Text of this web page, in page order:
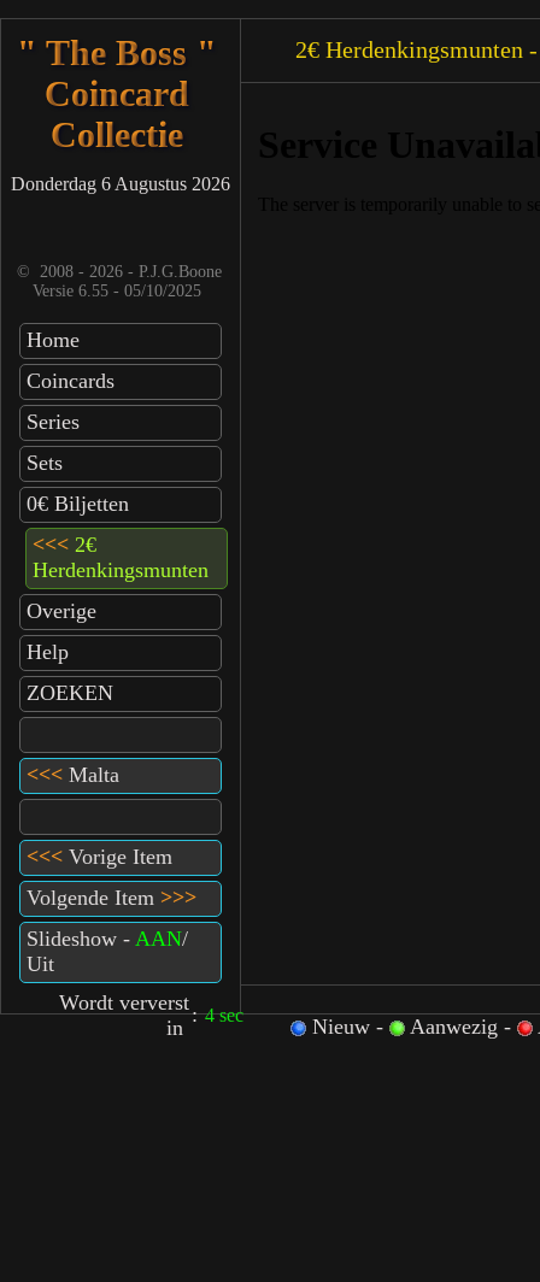
" The Boss "
Coincard
Collectie
Donderdag 6 Augustus 2026
© 2008 - 2026 - P.J.G.Boone
Versie 6.55 - 05/10/2025
Home
Coincards
Series
Sets
0€ Biljetten
<<< 2€
Herdenkingsmunten
Overige
Help
ZOEKEN
<<< Malta
<<< Vorige Item
Volgende Item >>>
Slideshow - AAN/
Uit
Wordt ververst
in
:3 sec
2€
Nieuw - Aanwezig -